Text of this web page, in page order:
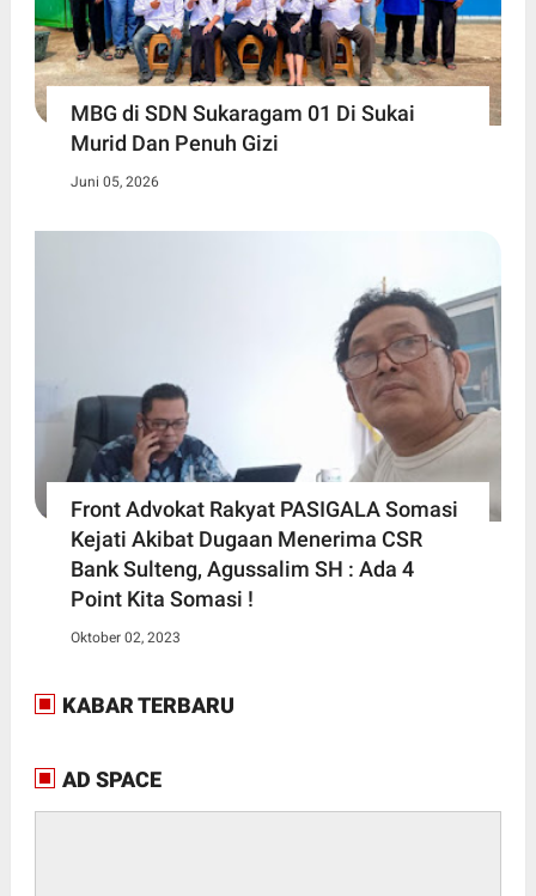
MBG di SDN Sukaragam 01 Di Sukai
Murid Dan Penuh Gizi
Juni 05, 2026
Front Advokat Rakyat PASIGALA Somasi
Kejati Akibat Dugaan Menerima CSR
Bank Sulteng, Agussalim SH : Ada 4
Point Kita Somasi !
Oktober 02, 2023
KABAR TERBARU
AD SPACE